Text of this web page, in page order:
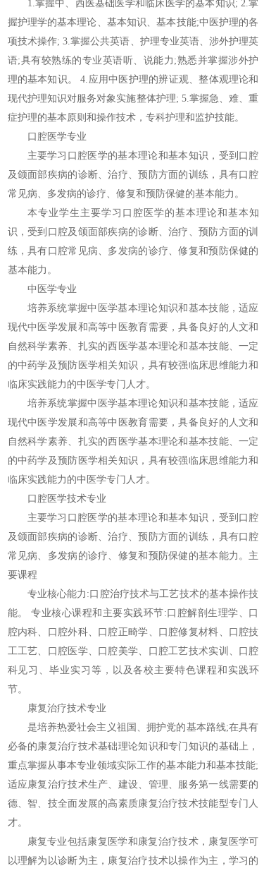
1.掌握中、西医基础医学和临床医学的基本知识; 2.掌
握护理学的基本理论、基本知识、基本技能;中医护理的各
项技术操作; 3.掌握公共英语、护理专业英语、涉外护理英
语;具有较熟练的专业英语听、说能力;熟悉并掌握涉外护
理的基本知识。 4.应用中医护理的辨证观、整体观理论和
现代护理知识对服务对象实施整体护理; 5.掌握急、难、重
症护理的基本原则和操作技术，专科护理和监护技能。
口腔医学专业
主要学习口腔医学的基本理论和基本知识，受到口腔
及颌面部疾病的诊断、治疗、预防方面的训练，具有口腔
常见病、多发病的诊疗、修复和预防保健的基本能力。
本专业学生主要学习口腔医学的基本理论和基本知
识，受到口腔及颌面部疾病的诊断、治疗、预防方面的训
练，具有口腔常见病、多发病的诊疗、修复和预防保健的
基本能力。
中医学专业
培养系统掌握中医学基本理论知识和基本技能，适应
现代中医学发展和高等中医教育需要，具备良好的人文和
自然科学素养、扎实的西医学基本理论和基本技能、一定
的中药学及预防医学相关知识，具有较强临床思维能力和
临床实践能力的中医学专门人才。
培养系统掌握中医学基本理论知识和基本技能，适应
现代中医学发展和高等中医教育需要，具备良好的人文和
自然科学素养、扎实的西医学基本理论和基本技能、一定
的中药学及预防医学相关知识，具有较强临床思维能力和
临床实践能力的中医学专门人才。
口腔医学技术专业
主要学习口腔医学的基本理论和基本知识，受到口腔
及颌面部疾病的诊断、治疗、预防方面的训练，具有口腔
常见病、多发病的诊疗、修复和预防保健的基本能力。主
要课程
专业核心能力:口腔治疗技术与工艺技术的基本操作技
能。 专业核心课程和主要实践环节:口腔解剖生理学、口
腔内科、口腔外科、口腔正畸学、口腔修复材料、口腔技
工工艺、口腔医学、口腔美学、口腔工艺技术实训、口腔
科见习、毕业实习等，以及各校主要特色课程和实践环
节。
康复治疗技术专业
是培养热爱社会主义祖国、拥护党的基本路线;在具有
必备的康复治疗技术基础理论知识和专门知识的基础上，
重点掌握从事本专业领域实际工作的基本能力和基本技能;
适应康复治疗技术生产、建设、管理、服务第一线需要的
德、智、技全面发展的高素质康复治疗技术技能型专门人
才。
康复专业包括康复医学和康复治疗技术，康复医学可
以理解为以诊断为主，康复治疗技术以操作为主，学习的